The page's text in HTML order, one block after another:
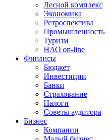
Лесной комплекс
Экономика
Ретроспектива
Промышленность
Туризм
НАО on-line
Финансы
Бюджет
Инвестиции
Банки
Страхование
Налоги
Советы аудитора
Бизнес
Компании